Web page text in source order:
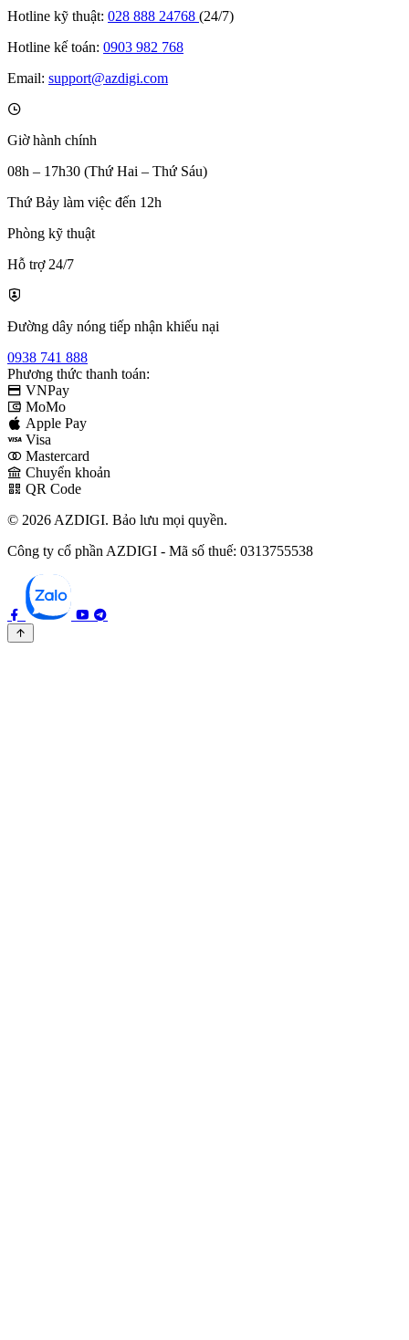
Hotline kỹ thuật: 028 888 24768 (24/7)
Hotline kế toán: 0903 982 768
Email: support@azdigi.com
Giờ hành chính
08h – 17h30 (Thứ Hai – Thứ Sáu)
Thứ Bảy làm việc đến 12h
Phòng kỹ thuật
Hỗ trợ 24/7
Đường dây nóng tiếp nhận khiếu nại
0938 741 888
Phương thức thanh toán:
VNPay
MoMo
Apple Pay
Visa
Mastercard
Chuyển khoản
QR Code
© 2026 AZDIGI. Bảo lưu mọi quyền.
Công ty cổ phần AZDIGI - Mã số thuế: 0313755538